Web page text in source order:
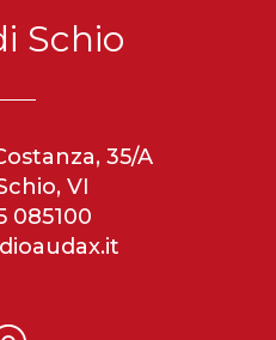
Schio
35/A
VI
085100